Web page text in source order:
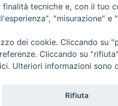
Policy Cookie Policy
tecniche e, con il tuo
"misurazione"
dei cookie. Cliccando su
Cliccando su
Ulteriori informazioni sono
Rifiuta